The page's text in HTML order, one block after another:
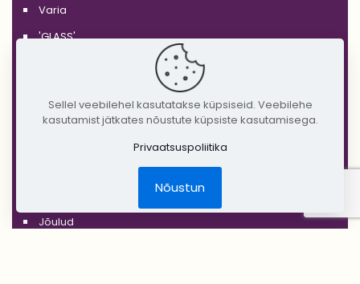
Varia
'GLASS'
'SILVER'
Jõulud
Sellel veebilehel kasutatakse küpsiseid. Veebilehe
kasutamist jätkates nõustute küpsiste kasutamisega.
Privaatsuspoliitika
Nõustun